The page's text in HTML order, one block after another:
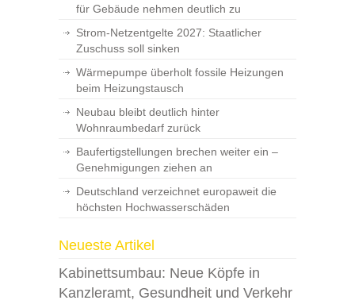
für Gebäude nehmen deutlich zu
Strom-Netzentgelte 2027: Staatlicher
Zuschuss soll sinken
Wärmepumpe überholt fossile Heizungen
beim Heizungstausch
Neubau bleibt deutlich hinter
Wohnraumbedarf zurück
Baufertigstellungen brechen weiter ein –
Genehmigungen ziehen an
Deutschland verzeichnet europaweit die
höchsten Hochwasserschäden
Neueste Artikel
Kabinettsumbau: Neue Köpfe in
Kanzleramt, Gesundheit und Verkehr